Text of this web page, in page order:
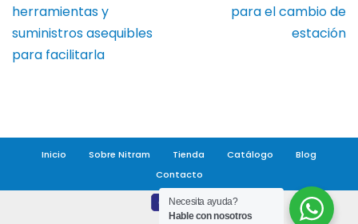
herramientas y
suministros asequibles
para facilitarla
para el cambio de
estación
Inicio Sobre Nitram Tienda Catálogo
Blog
Contacto
Necesita ayuda?
Hable con nosotros